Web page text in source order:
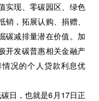
实现、零碳园区、绿色
，拓展认购、捐赠、
碳减排量潜在价值。加
开发碳普惠相关金融产
况的个人贷款利息优
日，也就是6月17日正